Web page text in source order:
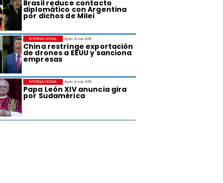
Brasil reduce contacto
diplomático con Argentina
por dichos de Milei
Ayer A Las 9:35
China restringe exportación
de drones a EEUU y sanciona
empresas
INTERNACIONAL
Ayer A Las 9:35
Papa León XIV anuncia gira
por Sudamérica
INTERNACIONAL